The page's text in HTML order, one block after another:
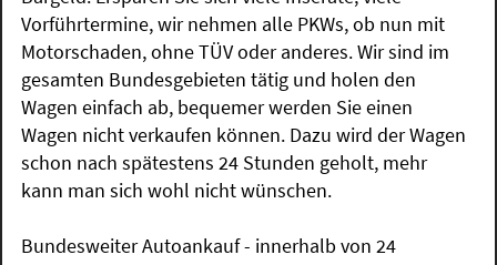
Vorführtermine, wir nehmen alle PKWs, ob nun mit
Motorschaden, ohne TÜV oder anderes. Wir sind im
gesamten Bundesgebieten tätig und holen den
Wagen einfach ab, bequemer werden Sie einen
Wagen nicht verkaufen können. Dazu wird der Wagen
schon nach spätestens 24 Stunden geholt, mehr
kann man sich wohl nicht wünschen.
Bundesweiter Autoankauf - innerhalb von 24